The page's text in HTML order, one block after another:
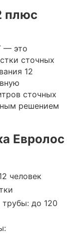
плюс
— это
сточных
12
сточных
решением
Евролос
человек
трубы: до 120